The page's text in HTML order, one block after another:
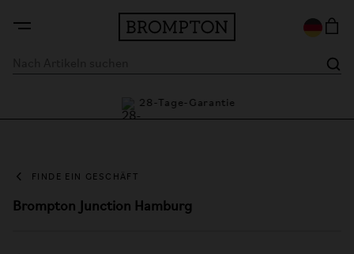
28-Tage-Garantie
FINDE EIN GESCHÄFT
Brompton Junction Hamburg